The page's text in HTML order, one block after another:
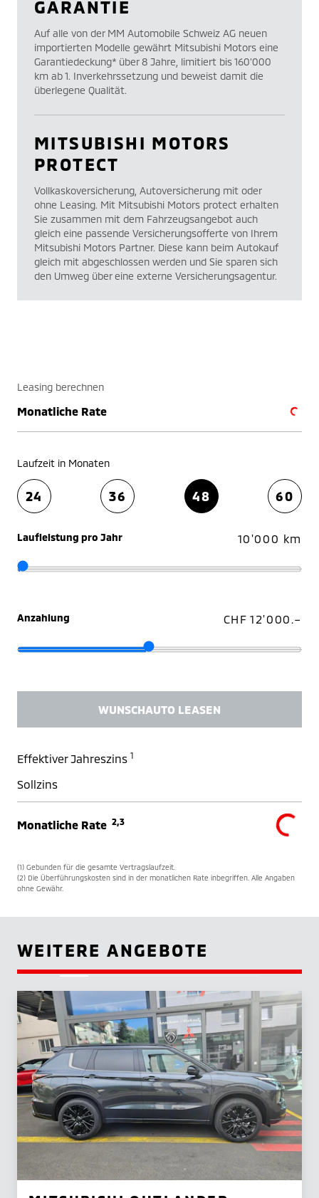
GARANTIE
Auf alle von der MM Automobile Schweiz AG neuen
importierten Modelle gewährt Mitsubishi Motors eine
Garantiedeckung* über 8 Jahre, limitiert bis 160’000
km ab 1. Inverkehrssetzung und beweist damit die
überlegene Qualität.
MITSUBISHI MOTORS
PROTECT
Vollkaskoversicherung, Autoversicherung mit oder
ohne Leasing. Mit Mitsubishi Motors protect erhalten
Sie zusammen mit dem Fahrzeugsangebot auch
gleich eine passende Versicherungsofferte von Ihrem
Mitsubishi Motors Partner. Diese kann beim Autokauf
gleich mit abgeschlossen werden und Sie sparen sich
den Umweg über eine externe Versicherungsagentur.
Leasing berechnen
Monatliche Rate
Laufzeit in Monaten
24 36 48 60
Laufleistung pro Jahr 10'000 km
Anzahlung CHF 12'000.–
WUNSCHAUTO LEASEN
Effektiver Jahreszins 1
Sollzins
Monatliche Rate 2,3
(1) Gebunden für die gesamte Vertragslaufzeit.
(2) Die Überführungskosten sind in der monatlichen Rate inbegriffen. Alle Angaben
ohne Gewähr.
WEITERE ANGEBOTE